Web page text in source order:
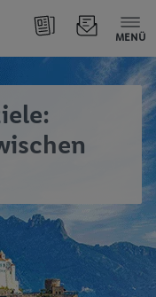
MENÜ